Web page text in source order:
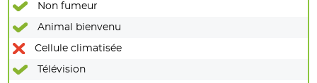
Non fumeur
Animal bienvenu
Cellule climatisée
Télévision